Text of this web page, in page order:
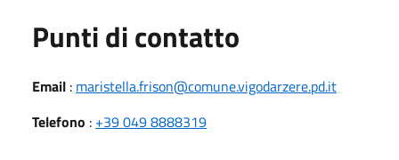
Punti di contatto
Email : maristella.frison@comune.vigodarzere.pd.it
Telefono : +39 049 8888319